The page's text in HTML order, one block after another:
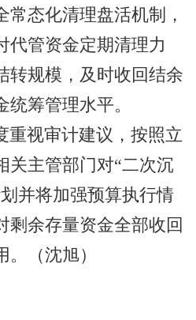
常态化清理盘活机制，
代管资金定期清理力
转规模，及时收回结余
筹管理水平。
重视审计建议，按照立
关主管部门对“二次沉
并将加强预算执行情
剩余存量资金全部收回
（沈旭）